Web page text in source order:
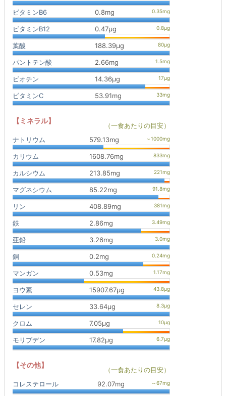
ビタミンB6 0.8mg
ビタミンB12 0.47μg
葉酸 188.39μg
パントテン酸 2.66mg
ビオチン 14.36μg
ビタミンC 53.91mg
【ミネラル】
（一食あたりの目安）
ナトリウム
579.13mg
カリウム 1608.76mg
カルシウム 213.85mg
マグネシウム 85.22mg
リン 408.89mg
鉄 2.86mg
亜鉛 3.26mg
銅 0.2mg
マンガン 0.53mg
ヨウ素 15907.67μg
セレン 33.64μg
クロム 7.05μg
モリブデン 17.82μg
【その他】
（一食あたりの目安）
コレステロール
92.07mg